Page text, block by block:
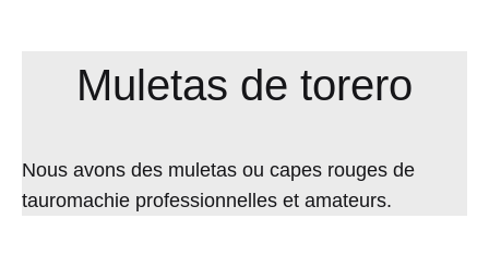
Muletas de torero
Nous avons des muletas ou capes rouges de
tauromachie professionnelles et amateurs.